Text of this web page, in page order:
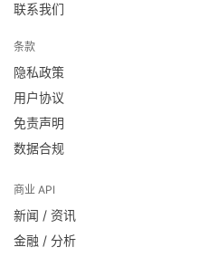
联系我们
条款
隐私政策
用户协议
免责声明
数据合规
商业 API
新闻 / 资讯
金融 / 分析